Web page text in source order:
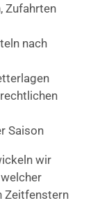
Zufahrten
nach
Saison
wir
Zeitfenstern